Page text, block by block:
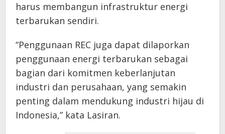
harus membangun infrastruktur energi
terbarukan sendiri.
“Penggunaan REC juga dapat dilaporkan
penggunaan energi terbarukan sebagai
bagian dari komitmen keberlanjutan
industri dan perusahaan, yang semakin
penting dalam mendukung industri hijau di
Indonesia,” kata Lasiran.